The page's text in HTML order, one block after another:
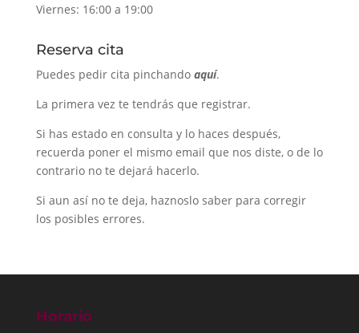
Viernes: 16:00 a 19:00
Reserva cita
Puedes pedir cita pinchando aquí.
La primera vez te tendrás que registrar.
Si has estado en consulta y lo haces después,
recuerda poner el mismo email que nos diste, o de lo
contrario no te dejará hacerlo.
Si aun así no te deja, haznoslo saber para corregir
los posibles errores.
Horario